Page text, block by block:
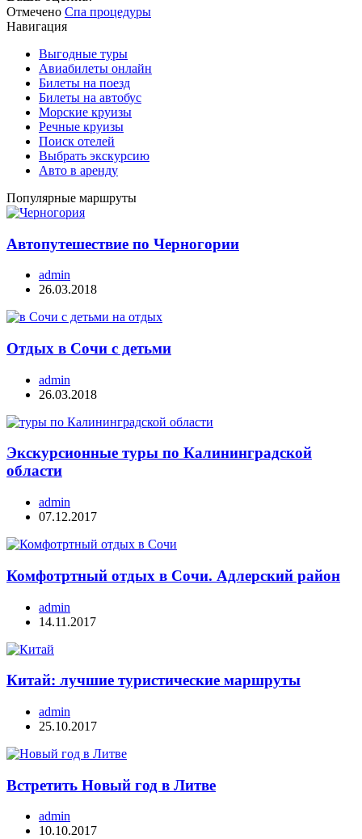
Отмечено Спа процедуры
Навигация
Выгодные туры
Авиабилеты онлайн
Билеты на поезд
Билеты на автобус
Морские круизы
Речные круизы
Поиск отелей
Выбрать экскурсию
Авто в аренду
Популярные маршруты
Автопутешествие по Черногории
admin
26.03.2018
Отдых в Сочи с детьми
admin
26.03.2018
Экскурсионные туры по Калининградской
области
admin
07.12.2017
Комфотртный отдых в Сочи. Адлерский район
admin
14.11.2017
Китай: лучшие туристические маршруты
admin
25.10.2017
Встретить Новый год в Литве
admin
10.10.2017